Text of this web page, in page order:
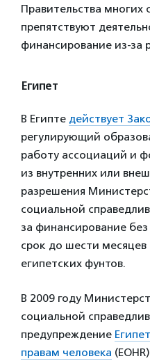
Правительства многих
препятствуют
финансирование из-за
Египет
В Египте действует
регулирующий
работу ассоциаций и
из внутренних или
разрешения
социальной
за финансирование
срок до шести
египетских фунтов.
В 2009 году
социальной
предупреждение
правам человека